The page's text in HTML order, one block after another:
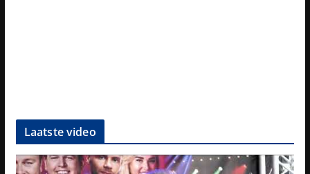
Laatste video